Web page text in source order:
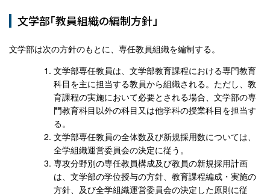
文学部「教員組織の編制方針」
文学部は次の方針のもとに、専任教員組織を編制する。
文学部専任教員は、文学部教育課程における専門教育
科目を主に担当する教員から組織される。ただし、教
育課程の実施において必要とされる場合、文学部の専
門教育科目以外の科目又は他学科の授業科目を担当す
る。
文学部専任教員の全体数及び新規採用数については、
全学組織運営委員会の決定に従う。
専攻分野別の専任教員構成及び教員の新規採用計画
は、文学部の学位授与の方針、教育課程編成・実施の
方針、及び全学組織運営委員会の決定した原則に従